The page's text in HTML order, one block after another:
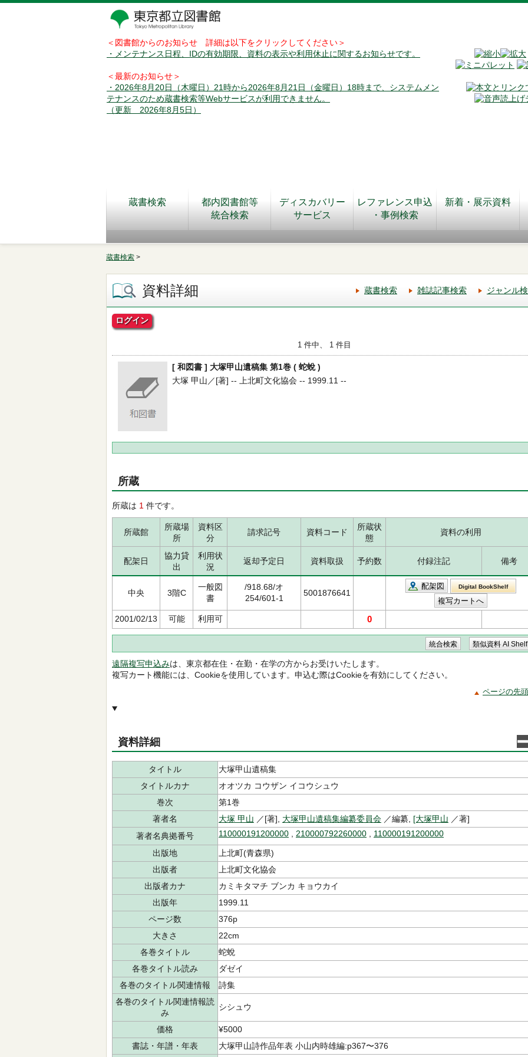
＜図書館からのお知らせ 詳細は以下をクリックしてください＞
・メンテナンス日程、IDの有効期限、資料の表示や利用休止に関するお知らせです。
＜最新のお知らせ＞
・2026年8月20日（木曜日）21時から2026年8月21日（金曜日）18時まで、システムメン
テナンスのため蔵書検索等Webサービスが利用できません。
（更新 2026年8月5日）
蔵書検索
都内図書館等
統合検索
ディスカバリー
サービス
レファレンス申込
・事例検索
新着・展示資料
蔵書検索 >
資料詳細 蔵書検索 雑誌記事検索 ジャンル
ログイン
1 件中、 1 件目
[ 和図書 ] 大塚甲山遺稿集 第1巻 ( 蛇蛻 )
大塚 甲山／[著] -- 上北町文化協会 -- 1999.11 --
所蔵
所蔵は 1 件です。
所蔵館
所蔵場
所
資料区
分
請求記号 資料コード
所蔵状
態
資料の利用
配架日
協力貸
出
利用状
況
返却予定日 資料取扱 予約数 付録注記 備考
中央 3階C
一般図
書
/918.68/オ
254/601-1
5001876641
配架図 Digital BookShelf
2001/02/13 可能 利用可 0
遠隔複写申込みは、東京都在住・在勤・在学の方からお受けいたします。
複写カート機能には、Cookieを使用しています。申込む際はCookieを有効にしてください。
ページの先
資料詳細
タイトル
大塚甲山遺稿集
タイトルカナ
オオツカ コウザン イコウシュウ
巻次
第1巻
著者名
大塚 甲山 ／[著], 大塚甲山遺稿集編纂委員会 ／編纂, [大塚甲山 ／著]
著者名典拠番号
110000191200000 210000792260000 110000191200000
出版地
上北町(青森県)
出版者
上北町文化協会
出版者カナ
カミキタマチ ブンカ キョウカイ
出版年
1999.11
ページ数
376p
大きさ
22cm
各巻タイトル
蛇蛻
各巻タイトル読み
ダゼイ
各巻のタイトル関連情報
詩集
各巻のタイトル関連情報読
み
シシュウ
価格
¥5000
書誌・年譜・年表
大塚甲山詩作品年表 小山内時雄編:p367〜376